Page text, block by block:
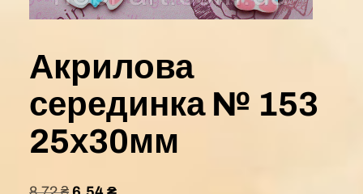
Акрилова
серединка № 153
25х30мм